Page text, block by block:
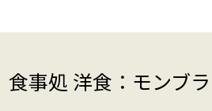
食事処 洋食：モンブ